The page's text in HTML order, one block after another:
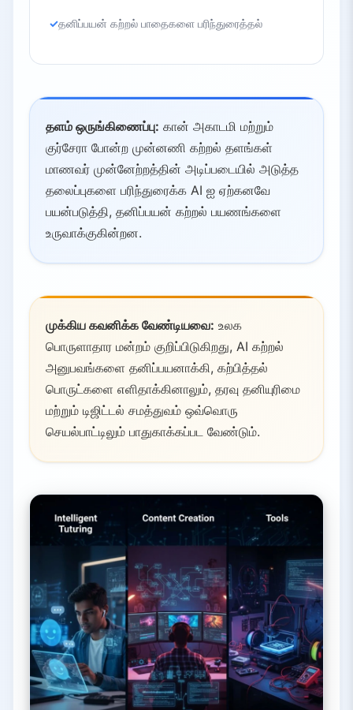
தனிப்பயன் கற்றல் பாதைகளை பரிந்துரைத்தல்
தளம் ஒருங்கிணைப்பு: கான் அகாடமி மற்றும்
குர்சேரா போன்ற முன்னணி கற்றல் தளங்கள்
மாணவர் முன்னேற்றத்தின் அடிப்படையில் அடுத்த
தலைப்புகளை பரிந்துரைக்க AI ஐ ஏற்கனவே
பயன்படுத்தி, தனிப்பயன் கற்றல் பயணங்களை
உருவாக்குகின்றன.
முக்கிய கவனிக்க வேண்டியவை: உலக
பொருளாதார மன்றம் குறிப்பிடுகிறது, AI கற்றல்
அனுபவங்களை தனிப்பயனாக்கி, கற்பித்தல்
பொருட்களை எளிதாக்கினாலும், தரவு தனியுரிமை
மற்றும் டிஜிட்டல் சமத்துவம் ஒவ்வொரு
செயல்பாட்டிலும் பாதுகாக்கப்பட வேண்டும்.